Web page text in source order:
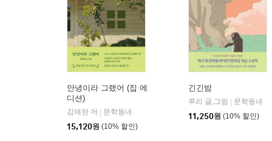
안녕이라 그랬어 (집 에
디션)
김애란 저
문학동네
15,120원 (10% 할인)
긴긴밤
루리 글,그림
문학동네
11,250원 (10% 할인)